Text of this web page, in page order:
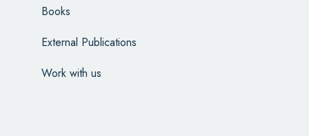
Books
External Publications
Work with us